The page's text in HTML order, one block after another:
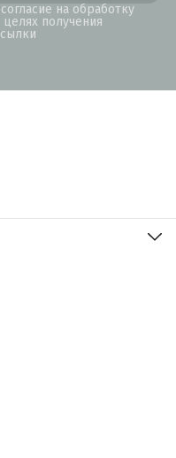
на обработку
получения